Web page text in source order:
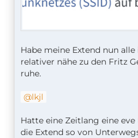
Habe meine Extend nun
relativer nähe zu den Fritz
ruhe.
lkjl
Hatte eine Zeitlang eine
die Extend so von